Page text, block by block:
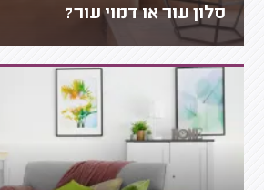
סלון עור או דמוי עור?